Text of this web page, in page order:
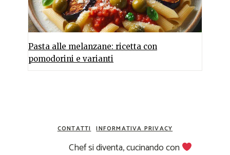
Pasta alle melanzane: ricetta con
pomodorini e varianti
CONTATTI INFORMATIVA PRIVACY
Chef si diventa, cucinando con